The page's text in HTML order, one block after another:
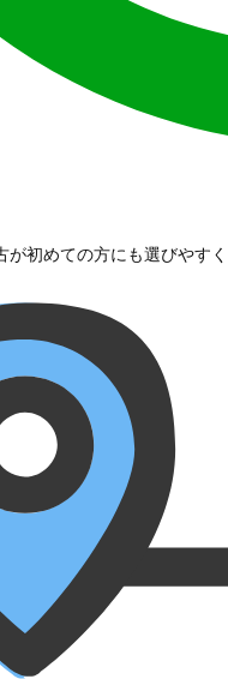
初めての方にも選びやす